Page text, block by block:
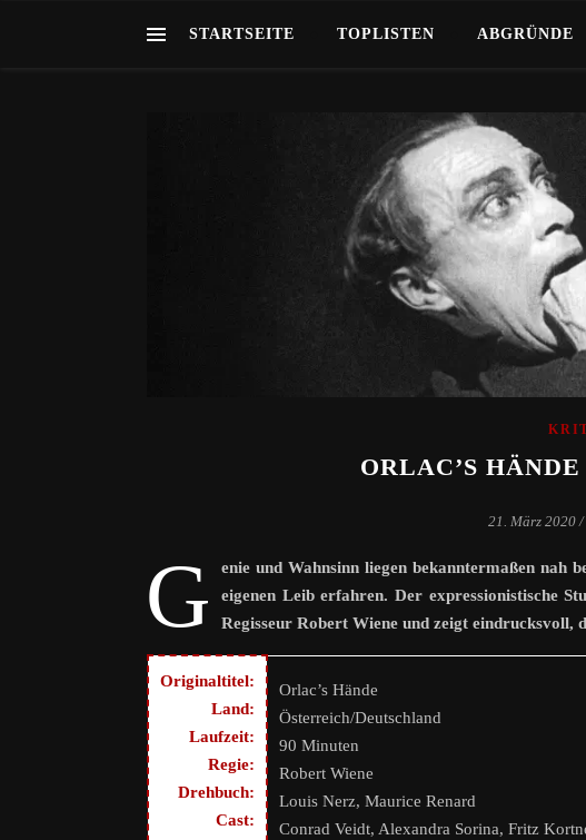
STARTSEITE TOPLISTEN ABGRÜNDE
ORLAC’S
21. März 2020 /
G
enie und Wahnsinn liegen bekanntermaßen nah
eigenen Leib erfahren. Der expressionistische
Regisseur Robert Wiene und zeigt
Originaltitel:
Land:
Laufzeit:
Regie:
Drehbuch:
Cast:
Orlac’s Hände
Österreich/Deutschland
90 Minuten
Robert Wiene
Louis Nerz, Maurice Renard
Conrad Veidt, Alexandra Sorina, Fritz